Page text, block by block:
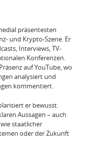
präsentesten
und Krypto-Szene. Er
Interviews, TV-
Konferenzen.
auf YouTube, wo
analysiert und
kommentiert.
er bewusst.
Aussagen – auch
staatlicher
oder der Zukunft